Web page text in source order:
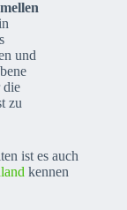
und
die
zu
ist es auch
kennen